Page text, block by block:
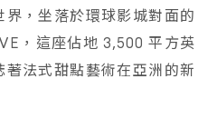
，坐落於環球影城對面的
，這座佔地 3,500 平方英
法式甜點藝術在亞洲的新